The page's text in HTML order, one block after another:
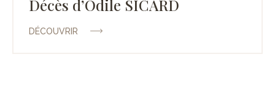
Décès d’Odile SICARD
DÉCOUVRIR